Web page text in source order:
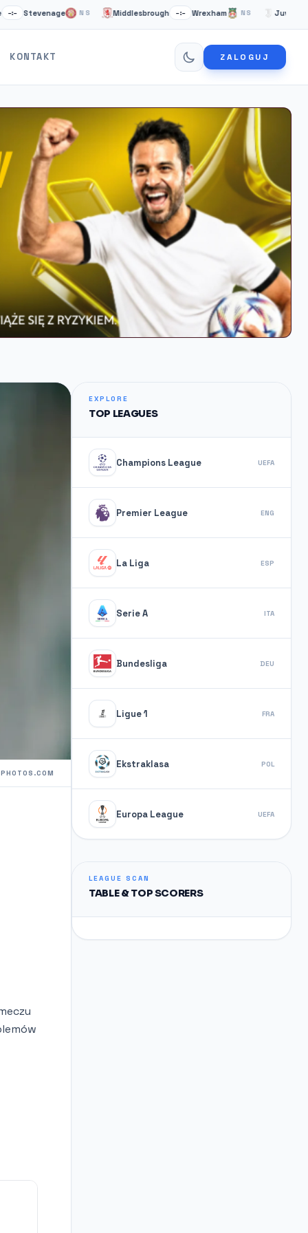
NS Middlesbrough –:– Wrexham NS Juventus Turyn
KONTAKT ZALOGUJ
EXPLORE
TOP LEAGUES
Champions League UEFA
Premier League ENG
La Liga ESP
Serie A ITA
Bundesliga DEU
Ligue 1 FRA
Ekstraklasa POL
Europa League UEFA
LEAGUE SCAN
TABLE & TOP SCORERS